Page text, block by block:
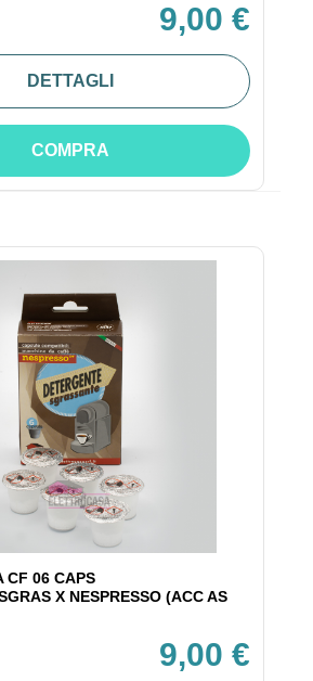
9,00 €
DETTAGLI
COMPRA
CF 06 CAPS
X NESPRESSO (ACC AS
9,00 €